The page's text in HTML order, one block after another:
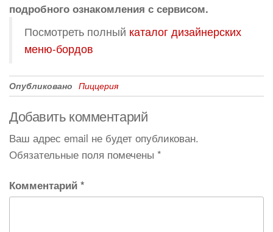
подробного ознакомления с сервисом.
Посмотреть полный каталог дизайнерских
меню-бордов
Опубликовано Пиццерия
Добавить комментарий
Ваш адрес email не будет опубликован.
Обязательные поля помечены *
Комментарий *